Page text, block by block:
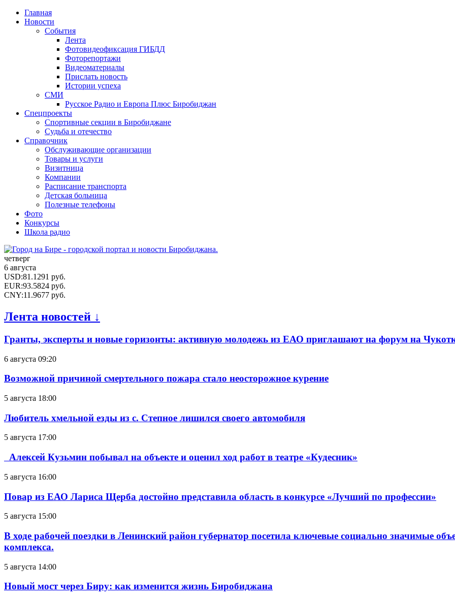
Главная
Новости
События
Лента
Фотовидеофиксация ГИБДД
Фоторепортажи
Видеоматериалы
Прислать новость
Истории успеха
СМИ
Русское Радио и Европа Плюс Биробиджан
Спецпроекты
Спортивные секции в Биробиджане
Судьба и отечество
Справочник
Обслуживающие организации
Товары и услуги
Визитница
Компании
Расписание транспорта
Детская больница
Полезные телефоны
Фото
Конкурсы
Школа радио
четверг
6 августа
USD:81.1291 руб.
EUR:93.5824 руб.
CNY:11.9677 руб.
Лента новостей ↓
Гранты, эксперты и новые горизонты: активную молодежь из ЕАО приглашают на форум на
6 августа 09:20
Возможной причиной смертельного пожара стало неосторожное курение
5 августа 18:00
Любитель хмельной езды из с. Степное лишился своего автомобиля
5 августа 17:00
Алексей Кузьмин побывал на объекте и оценил ход работ в театре «Кудесник»
5 августа 16:00
Повар из ЕАО Лариса Щерба достойно представила область в конкурсе «Лучший по профессии»
5 августа 15:00
В ходе рабочей поездки в Ленинский район губернатор посетила ключевые социально значимые
комплекса.
5 августа 14:00
Новый мост через Биру: как изменится жизнь Биробиджана